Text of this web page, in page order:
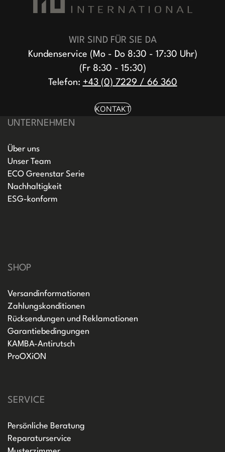
WIR SIND FÜR SIE DA
Kundenservice (Mo - Do 8:30 - 17:30 Uhr)
(Fr 8:30 - 15:30)
Telefon: +43 (0) 7229 / 66 360
KONTAKT
UNTERNEHMEN
Über uns
Unser Team
ECO Greenstar Serie
Nachhaltigkeit
ESG-konform
SHOP
Versandinformationen
Zahlungskonditionen
Rücksendungen und Reklamationen
Garantiebedingungen
KAMBA-Antirutsch
ProOXiON
SERVICE
Persönliche Beratung
Reparaturservice